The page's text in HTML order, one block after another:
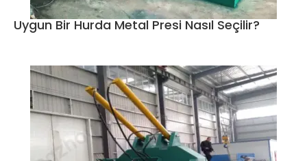
Uygun Bir Hurda Metal Presi Nasıl Seçilir?